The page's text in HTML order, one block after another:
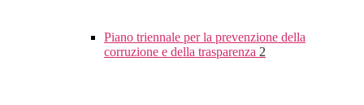
Piano triennale per la prevenzione della
corruzione e della trasparenza 2